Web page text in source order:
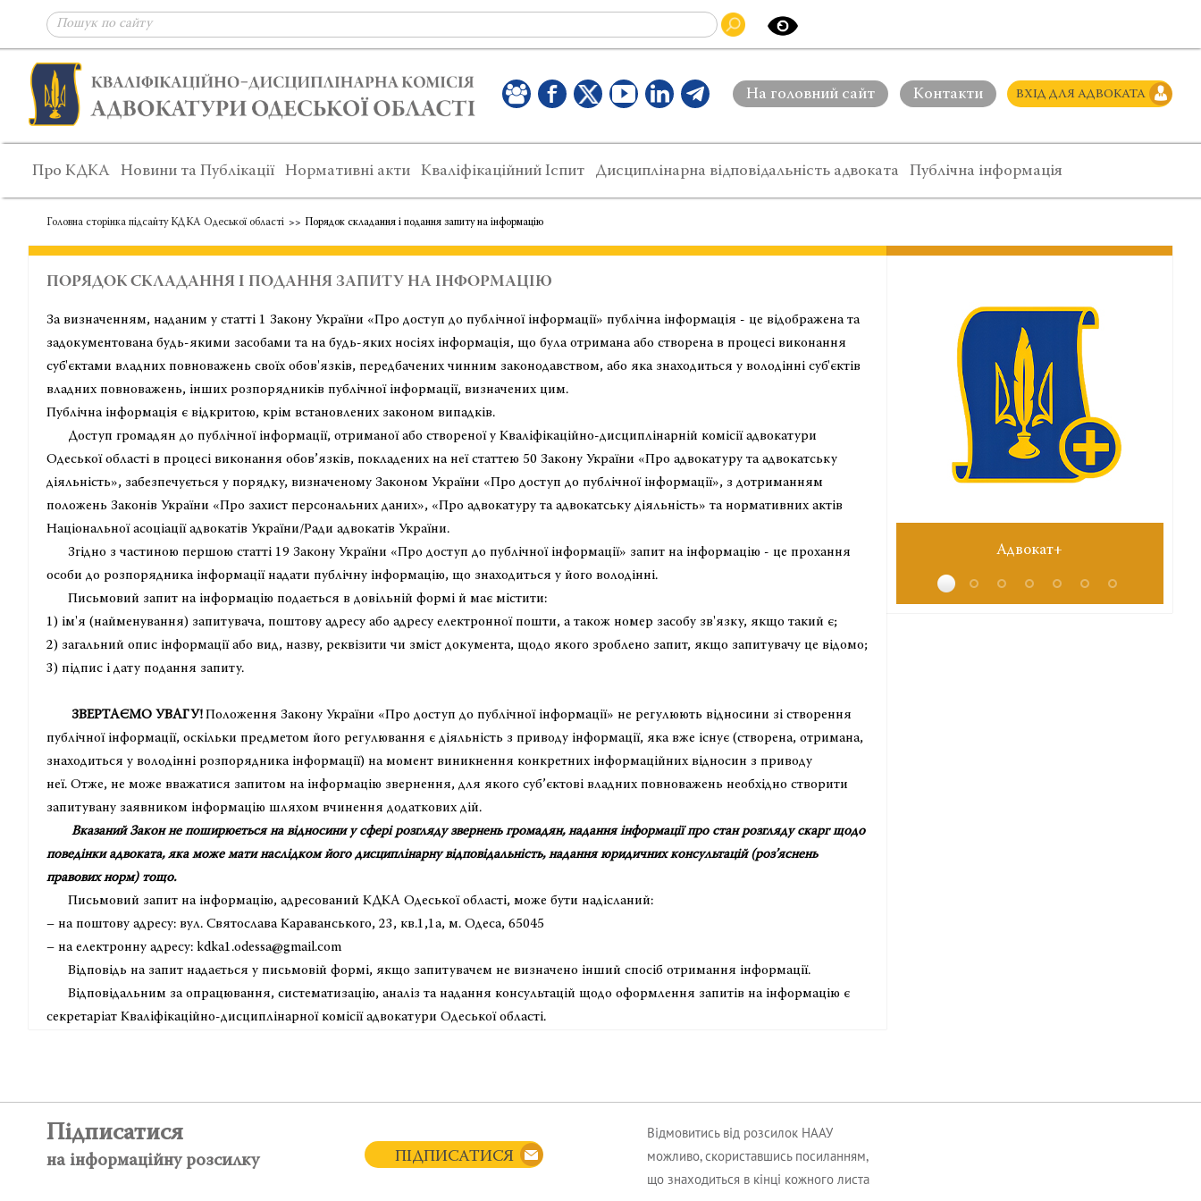
На головний сайт Контакти ВХІД ДЛЯ АДВОКАТА
Про КДКА Новини та Публікації Нормативні акти Кваліфікаційний Іспит Дисциплінарна відповідальність адвоката Публічна інформація
Головна сторінка підсайту КДКА Одеської області Порядок складання і подання запиту на інформацію
ПОРЯДОК СКЛАДАННЯ І ПОДАННЯ ЗАПИТУ НА ІНФОРМАЦІЮ
За визначенням, наданим у статті 1 Закону України «Про доступ до публічної інформації» публічна інформація - це відображена та
задокументована будь-якими засобами та на будь-яких носіях інформація, що була отримана або створена в процесі виконання
суб'єктами владних повноважень своїх обов'язків, передбачених чинним законодавством, або яка знаходиться у володінні суб'єктів
владних повноважень, інших розпорядників публічної інформації, визначених цим.
Публічна інформація є відкритою, крім встановлених законом випадків.
Доступ громадян до публічної інформації, отриманої або створеної у Кваліфікаційно-дисциплінарній комісії адвокатури
Одеської області в процесі виконання обов’язків, покладених на неї статтею 50 Закону України «Про адвокатуру та адвокатську
діяльність», забезпечується у порядку, визначеному Законом України «Про доступ до публічної інформації», з дотриманням
положень Законів України «Про захист персональних даних», «Про адвокатуру та адвокатську діяльність» та нормативних актів
Національної асоціації адвокатів України/Ради адвокатів України.
Згідно з частиною першою статті 19 Закону України «Про доступ до публічної інформації» запит на інформацію - це прохання
особи до розпорядника інформації надати публічну інформацію, що знаходиться у його володінні.
Письмовий запит на інформацію подається в довільній формі й має містити:
1) ім'я (найменування) запитувача, поштову адресу або адресу електронної пошти, а також номер засобу зв'язку, якщо такий є;
2) загальний опис інформації або вид, назву, реквізити чи зміст документа, щодо якого зроблено запит, якщо запитувачу це відомо;
3) підпис і дату подання запиту.
ЗВЕРТАЄМО УВАГУ! Положення Закону України «Про доступ до публічної інформації» не регулюють відносини зі створення
публічної інформації, оскільки предметом його регулювання є діяльність з приводу інформації, яка вже існує (створена, отримана,
знаходиться у володінні розпорядника інформації) на момент виникнення конкретних інформаційних відносин з приводу
неї. Отже, не може вважатися запитом на інформацію звернення, для якого суб’єктові владних повноважень необхідно створити
запитувану заявником інформацію шляхом вчинення додаткових дій.
Вказаний Закон не поширюється на відносини у сфері розгляду звернень громадян, надання інформації про стан розгляду скарг щодо
поведінки адвоката, яка може мати наслідком його дисциплінарну відповідальність, надання юридичних консультацій (роз’яснень
правових норм) тощо.
Письмовий запит на інформацію, адресований КДКА Одеської області, може бути надісланий:
– на поштову адресу: вул. Святослава Караванського, 23, кв.1,1а, м. Одеса, 65045
– на електронну адресу: kdka1.odessa@gmail.com
Відповідь на запит надається у письмовій формі, якщо запитувачем не визначено інший спосіб отримання інформації.
Відповідальним за опрацювання, систематизацію, аналіз та надання консультацій щодо оформлення запитів на інформацію є
секретаріат Кваліфікаційно-дисциплінарної комісії адвокатури Одеської області.
Адвокат+
Підписатися
на інформаційну розсилку ПІДПИСАТИСЯ
Відмовитись від розсилок НААУ
можливо, скориставшись посиланням,
що знаходиться в кінці кожного листа